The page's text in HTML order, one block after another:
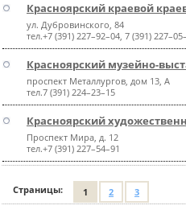
Красноярский краевой
ул. Дубровинского, 84
тел.+7 (391) 227–92–04, 7 (391)
Красноярский музейно-
проспект Металлургов, дом 13, А
тел.7 (391) 224–23–15
Красноярский
Проспект Мира, д. 12
тел.+7 (391) 227–54–91
Страницы: 1 2 3